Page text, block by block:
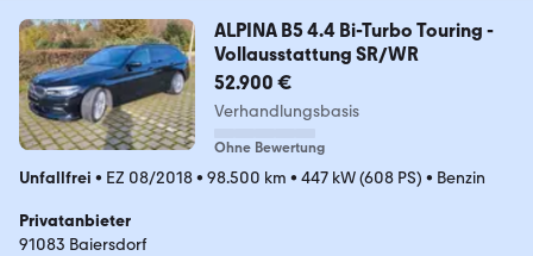
ALPINA B5 4.4 Bi-Turbo Touring -
Vollausstattung SR/WR
52.900 €
Verhandlungsbasis
Ohne Bewertung
Unfallfrei • EZ 08/2018• 98.500 km • 447 kW (608 PS) • Benzin
Privatanbieter
91083 Baiersdorf